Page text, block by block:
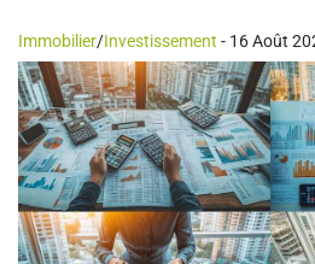
Immobilier/Investissement - 16 Août